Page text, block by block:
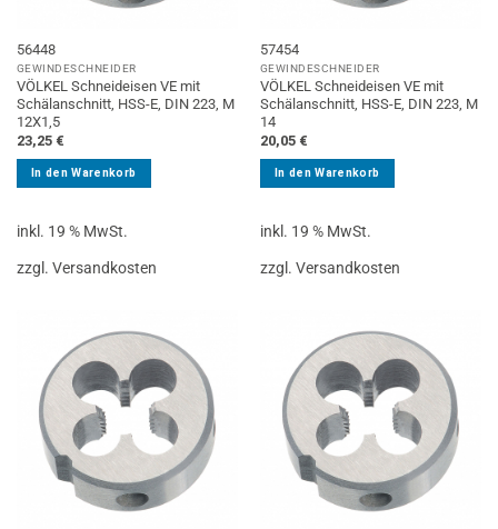
56448
GEWINDESCHNEIDER
VÖLKEL Schneideisen VE mit
Schälanschnitt, HSS-E, DIN 223, M
12X1,5
23,25 €
In den Warenkorb
inkl. 19 % MwSt.
zzgl. Versandkosten
57454
GEWINDESCHNEIDER
VÖLKEL Schneideisen VE mit
Schälanschnitt, HSS-E, DIN 223, M
14
20,05 €
In den Warenkorb
inkl. 19 % MwSt.
zzgl. Versandkosten